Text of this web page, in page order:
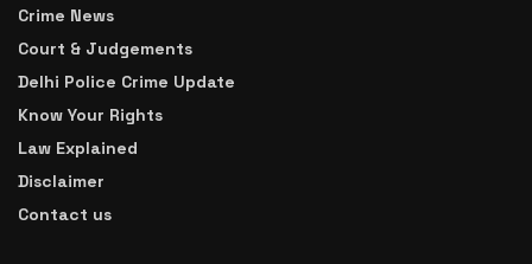
Crime News
Court & Judgements
Delhi Police Crime Update
Know Your Rights
Law Explained
Disclaimer
Contact us